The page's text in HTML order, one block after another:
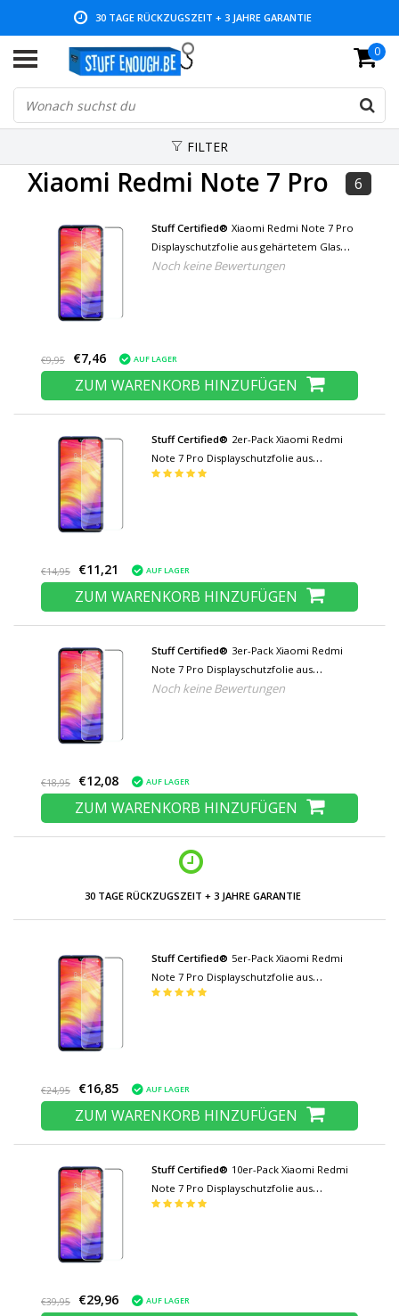
30 TAGE RÜCKZUGSZEIT + 3 JAHRE GARANTIE
NIEDRIGE PREISE UND GROSSE AUSWAHL 0
FILTER
Xiaomi Redmi Note 7 Pro 6
Stuff Certified® Xiaomi Redmi Note 7 Pro
Displayschutzfolie aus gehärtetem Glas
Filmglas aus gehärtetem Glas
Noch keine Bewertungen
€9,95 €7,46 AUF LAGER
ZUM WARENKORB HINZUFÜGEN
Stuff Certified® 2er-Pack Xiaomi Redmi
Note 7 Pro Displayschutzfolie aus
gehärtetem Glas Hartglas
€14,95 €11,21 AUF LAGER
ZUM WARENKORB HINZUFÜGEN
Stuff Certified® 3er-Pack Xiaomi Redmi
Note 7 Pro Displayschutzfolie aus
gehärtetem Glas Filmglas aus gehärtetem
Noch keine Bewertungen
€18,95 €12,08 AUF LAGER
ZUM WARENKORB HINZUFÜGEN
30 TAGE RÜCKZUGSZEIT + 3 JAHRE GARANTIE
Stuff Certified® 5er-Pack Xiaomi Redmi
Note 7 Pro Displayschutzfolie aus
gehärtetem Glas Filmglas aus gehärtetem
€24,95 €16,85 AUF LAGER
ZUM WARENKORB HINZUFÜGEN
Stuff Certified® 10er-Pack Xiaomi Redmi
Note 7 Pro Displayschutzfolie aus
gehärtetem Glas Filmglas aus gehärtetem
€39,95 €29,96 AUF LAGER